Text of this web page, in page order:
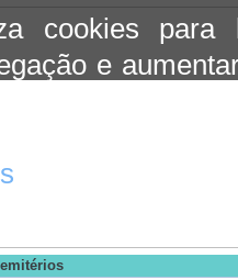
cookies para
e